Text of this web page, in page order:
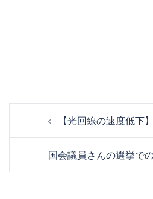
ゲ
【光回線の速度低下
国会議員さんの選挙で